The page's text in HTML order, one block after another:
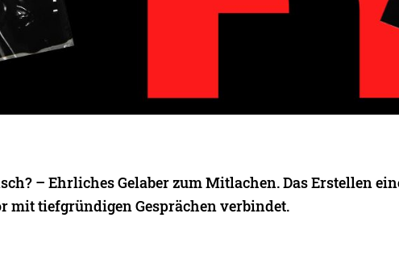
– Ehrliches Gelaber zum Mitlachen. Das Erstellen
mit tiefgründigen Gesprächen verbindet.